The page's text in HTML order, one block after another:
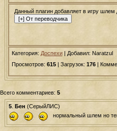
Данный плагин добавляет в игру
Категория: Доспехи| Добавил: Naratzul
Просмотров: 615| Загрузок: 176|
Всего комментариев: 5
5. Бен (СерыйЛИС)
нормальный шлем но